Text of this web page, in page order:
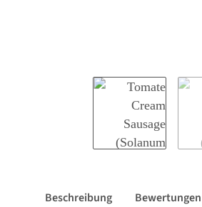
Beschreibung Bewertungen